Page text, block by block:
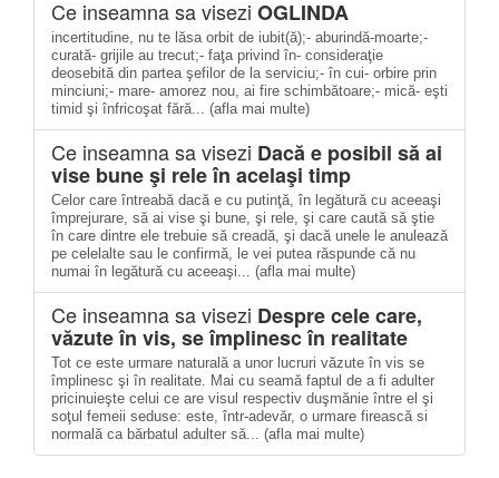
Ce inseamna sa visezi OGLINDA
incertitudine, nu te lăsa orbit de iubit(ă);- aburindă-moarte;-
curată- grijile au trecut;- faţa privind în- consideraţie
deosebită din partea şefilor de la serviciu;- în cui- orbire prin
minciuni;- mare- amorez nou, ai fire schimbătoare;- mică- eşti
timid şi înfricoşat fără... (afla mai multe)
Ce inseamna sa visezi Dacă e posibil să ai
vise bune şi rele în acelaşi timp
Celor care întreabă dacă e cu putinţă, în legătură cu aceeaşi
împrejurare, să ai vise şi bune, şi rele, şi care caută să ştie
în care dintre ele trebuie să creadă, şi dacă unele le anulează
pe celelalte sau le confirmă, le vei putea răspunde că nu
numai în legătură cu aceeaşi... (afla mai multe)
Ce inseamna sa visezi Despre cele care,
văzute în vis, se împlinesc în realitate
Tot ce este urmare naturală a unor lucruri văzute în vis se
împlinesc şi în realitate. Mai cu seamă faptul de a fi adulter
pricinuieşte celui ce are visul respectiv duşmănie între el şi
soţul femeii seduse: este, într-adevăr, o urmare firească si
normală ca bărbatul adulter să... (afla mai multe)